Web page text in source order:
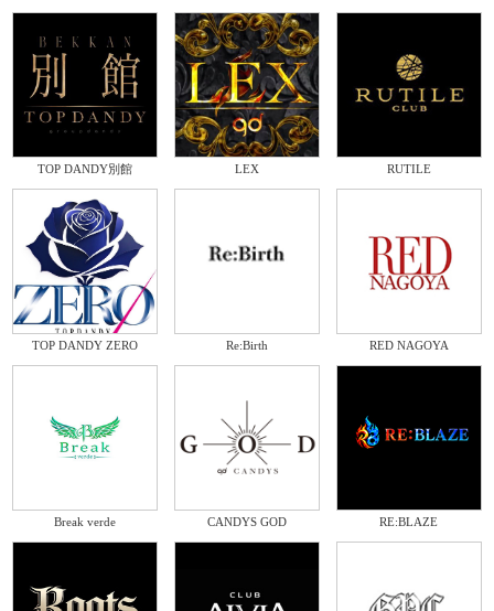
TOP DANDY別館 LEX RUTILE
TOP DANDY ZERO Re:Birth RED NAGOYA
Break verde CANDYS GOD RE:BLAZE